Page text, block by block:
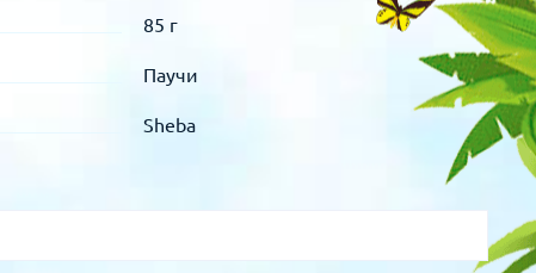
85 г
Паучи
Sheba